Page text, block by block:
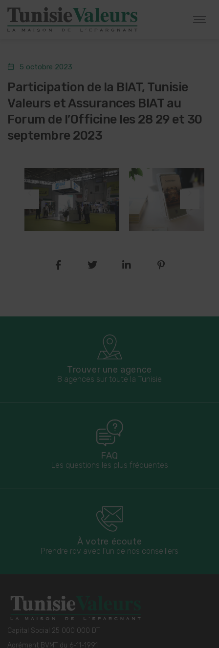
5 octobre 2023
Participation de la BIAT, Tunisie
Valeurs et Assurances BIAT au
Forum de l’Officine les 28 29 et 30
septembre 2023
Trouver une agence
8 agences sur toute la Tunisie
FAQ
Les questions les plus fréquentes
À votre écoute
Prendre rdv avec l’un de nos conseillers
Capital Social 25 000 000 DT
Agrément BVMT du 6-11-1991